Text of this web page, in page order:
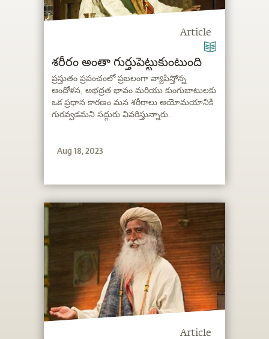
Article
శరీరం అంతా గుర్తుపెట్టుకుంటుంది
ప్రస్తుతం ప్రపంచంలో ప్రబలంగా వ్యాపిస్తోన్న
ఆందోళన, అభద్రత భావం మరియు కుంగుబాటులకు
ఒక ప్రధాన కారణం మన శరీరాలు అయోమయానికి
గురవ్వడమని సద్గురు వివరిస్తున్నారు.
Aug 18, 2023
Article